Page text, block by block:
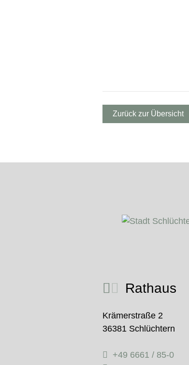
Zurück zur Übersicht
Rathaus
Krämerstraße 2
36381 Schlüchtern
+49 6661 / 85-0